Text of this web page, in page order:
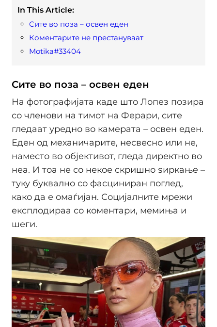
In This Article:
Сите во поза – освен еден
Коментарите не престануваат
Motika#33404
Сите во поза – освен еден
На фотографијата каде што Лопез позира
со членови на тимот на Ферари, сите
гледаат уредно во камерата – освен еден.
Еден од механичарите, несвесно или не,
наместо во објективот, гледа директно во
неа. И тоа не со некое скришно ѕиркање –
туку буквално со фасциниран поглед,
како да е омаѓијан. Социјалните мрежи
експлодираа со коментари, мемиња и
шеги.